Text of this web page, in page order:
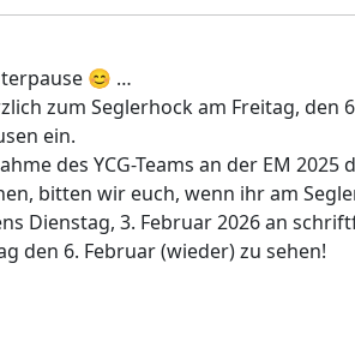
😊 …
zum Seglerhock am Freitag, den
ein.
des YCG-Teams an der EM 2025
bitten wir euch, wenn ihr am
Dienstag, 3. Februar 2026 an
den 6. Februar (wieder) zu sehen!